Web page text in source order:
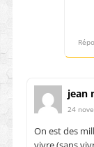
jean
24
On est des